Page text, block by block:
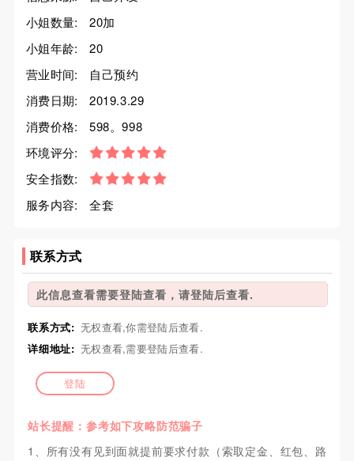
小姐数量:
20加
小姐年龄:
20
营业时间:
自己预约
消费日期:
2019.3.29
消费价格:
598。998
环境评分:
安全指数:
服务内容:
全套
联系方式
此信息查看需要登陆查看，请登陆后查看.
联系方式: 无权查看,你需登陆后查看.
详细地址: 无权查看,需要登陆后查看.
登陆
站长提醒：参考如下攻略防范骗子
1、所有没有见到面就提前要求付款（索取定金、红包、路